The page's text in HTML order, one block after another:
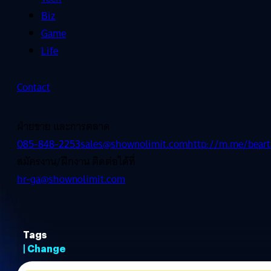
Biz
Game
Life
Contact
ฝ่ายขาย และการตลาด
085-848-2253sales@shownolimit.comhttp://m.me/
สมัครงาน/ฝึกงาน ติดต่อได้ที่
hr-ga@shownolimit.com
Tags
| Change